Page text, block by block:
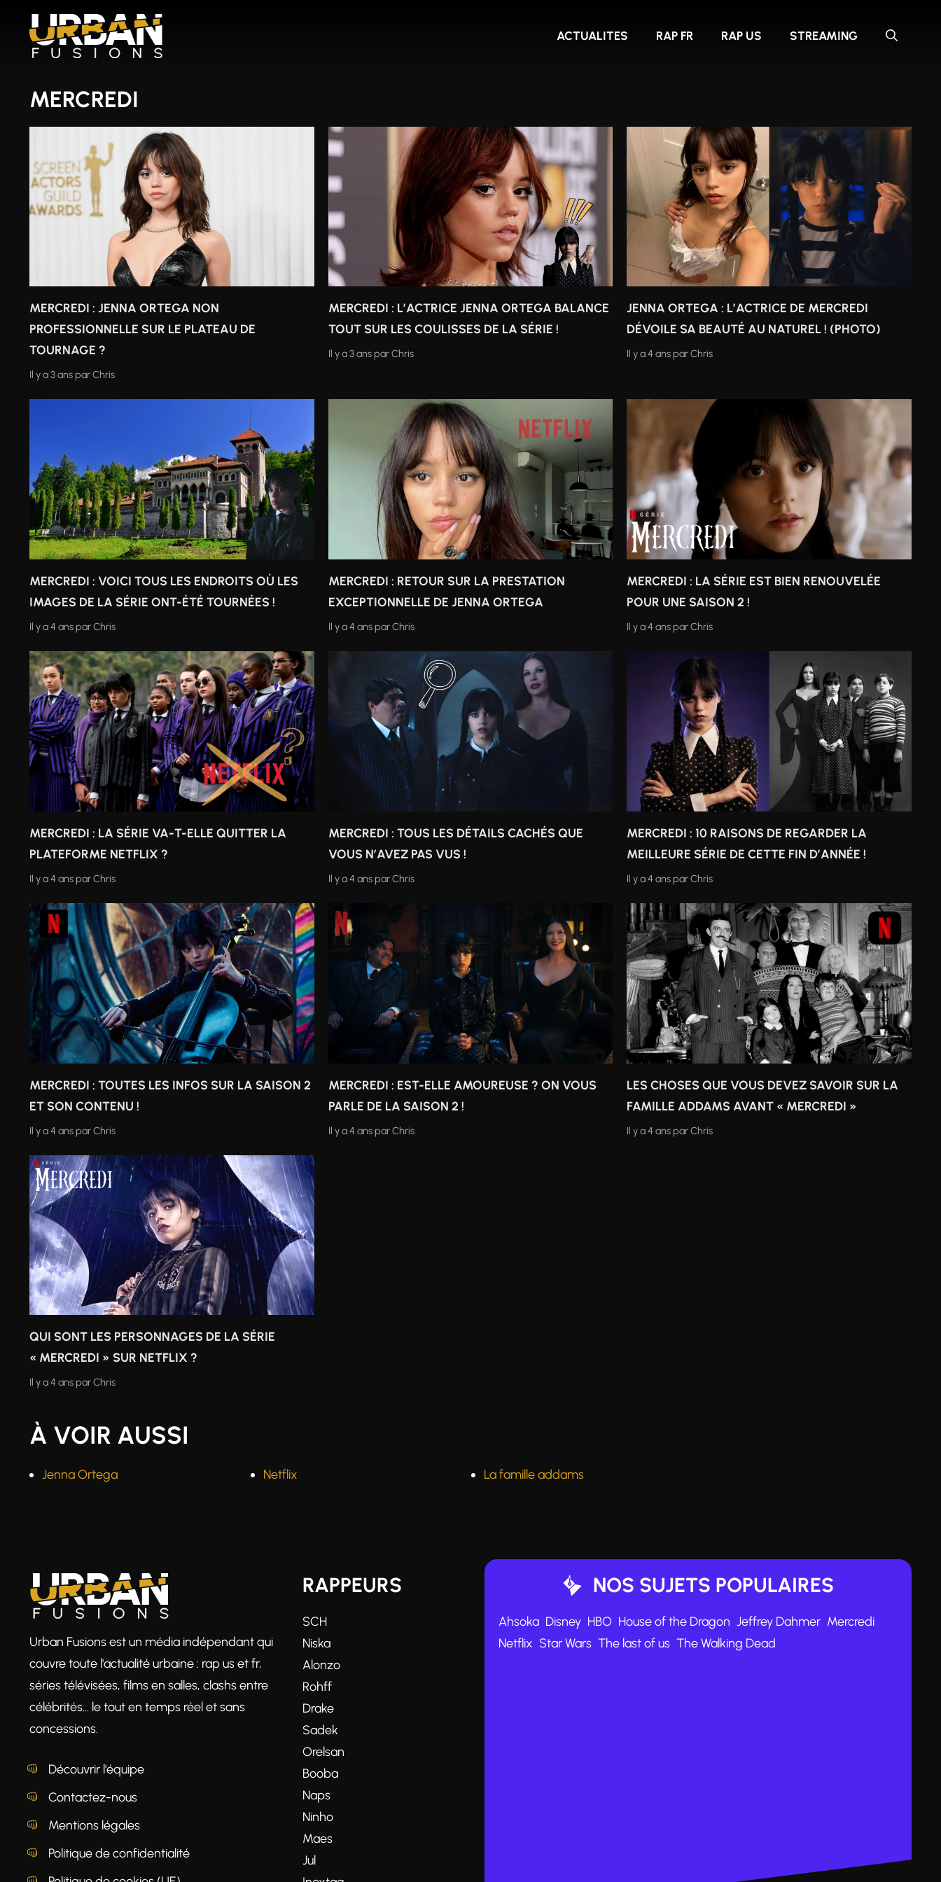
contenu
ACTUALITES RAP FR RAP US STREAMING
MERCREDI
MERCREDI : JENNA ORTEGA NON
PROFESSIONNELLE SUR LE PLATEAU DE
TOURNAGE ?
Il y a 3 ans parChris
MERCREDI : L’ACTRICE JENNA ORTEGA BALANCE
TOUT SUR LES COULISSES DE LA SÉRIE !
Il y a 3 ans parChris
JENNA ORTEGA : L’ACTRICE DE MERCREDI
DÉVOILE SA BEAUTÉ AU NATUREL ! (PHOTO)
Il y a 4 ans parChris
MERCREDI : VOICI TOUS LES ENDROITS OÙ LES
IMAGES DE LA SÉRIE ONT-ÉTÉ TOURNÉES !
Il y a 4 ans parChris
MERCREDI : RETOUR SUR LA PRESTATION
EXCEPTIONNELLE DE JENNA ORTEGA
Il y a 4 ans parChris
MERCREDI : LA SÉRIE EST BIEN RENOUVELÉE
POUR UNE SAISON 2 !
Il y a 4 ans parChris
MERCREDI : LA SÉRIE VA-T-ELLE QUITTER LA
PLATEFORME NETFLIX ?
Il y a 4 ans parChris
MERCREDI : TOUS LES DÉTAILS CACHÉS QUE
VOUS N’AVEZ PAS VUS !
Il y a 4 ans parChris
MERCREDI : 10 RAISONS DE REGARDER LA
MEILLEURE SÉRIE DE CETTE FIN D’ANNÉE !
Il y a 4 ans parChris
MERCREDI : TOUTES LES INFOS SUR LA SAISON 2
ET SON CONTENU !
Il y a 4 ans parChris
MERCREDI : EST-ELLE AMOUREUSE ? ON VOUS
PARLE DE LA SAISON 2 !
Il y a 4 ans parChris
LES CHOSES QUE VOUS DEVEZ SAVOIR SUR LA
FAMILLE ADDAMS AVANT « MERCREDI »
Il y a 4 ans parChris
QUI SONT LES PERSONNAGES DE LA SÉRIE
« MERCREDI » SUR NETFLIX ?
Il y a 4 ans parChris
À VOIR AUSSI
Jenna Ortega Netflix La famille addams
Urban Fusions est un média indépendant qui
couvre toute l'actualité urbaine : rap us et fr,
séries télévisées, films en salles, clashs entre
célébrités… le tout en temps réel et sans
concessions.
Découvrir l'équipe
Contactez-nous
Mentions légales
Politique de confidentialité
RAPPEURS
SCH
Niska
Alonzo
Rohff
Drake
Sadek
Orelsan
Booba
Naps
Ninho
Maes
Jul
NOS SUJETS POPULAIRES
Ahsoka Disney HBO House of the Dragon Jeffrey Dahmer Mercredi
Netflix Star Wars The last of us The Walking Dead